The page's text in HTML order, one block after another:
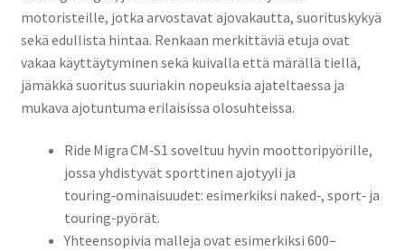
motoristeille, jotka arvostavat ajovakautta, suorituskykyä
sekä edullista hintaa. Renkaan merkittäviä etuja ovat
vakaa käyttäytyminen sekä kuivalla että märällä tiellä,
jämäkkä suoritus suuriakin nopeuksia ajateltaessa ja
mukava ajotuntuma erilaisissa olosuhteissa.
Ride Migra CM‑S1 soveltuu hyvin moottoripyörille,
jossa yhdistyvät sporttinen ajotyyli ja
touring‑ominaisuudet: esimerkiksi naked‑, sport‑ ja
touring‑pyörät.
Yhteensopivia malleja ovat esimerkiksi 600–